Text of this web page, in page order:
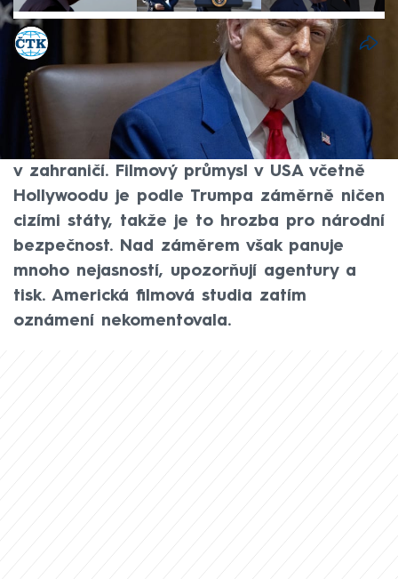
ČTK
Akt. 5. kvě 2025, 12:44
• 5. kvě 2025, 06:19
Prezident Spojených států Donald Trump na
své sociální síti Truth Social oznámil clo ve
výši sto procent na všechny filmy vyrobené
v zahraničí. Filmový průmysl v USA včetně
Hollywoodu je podle Trumpa záměrně ničen
cizími státy, takže je to hrozba pro národní
bezpečnost. Nad záměrem však panuje
mnoho nejasností, upozorňují agentury a
tisk. Americká filmová studia zatím
oznámení nekomentovala.